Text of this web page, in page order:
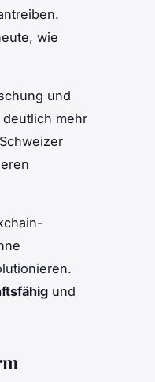
wie
und
deutlich mehr
und